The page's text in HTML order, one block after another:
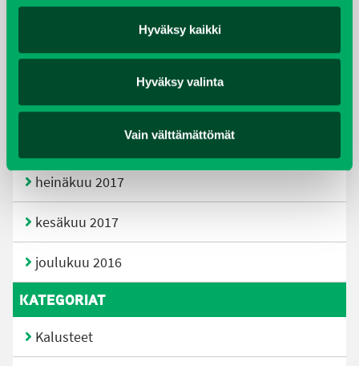
Hyväksy kaikki
Hyväksy valinta
Vain välttämättömät
elokuu 2018
tammikuu 2018
heinäkuu 2017
kesäkuu 2017
joulukuu 2016
KATEGORIAT
Kalusteet